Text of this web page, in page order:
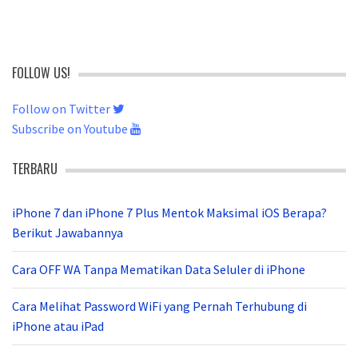
FOLLOW US!
Follow on Twitter
Subscribe on Youtube
TERBARU
iPhone 7 dan iPhone 7 Plus Mentok Maksimal iOS Berapa?
Berikut Jawabannya
Cara OFF WA Tanpa Mematikan Data Seluler di iPhone
Cara Melihat Password WiFi yang Pernah Terhubung di
iPhone atau iPad